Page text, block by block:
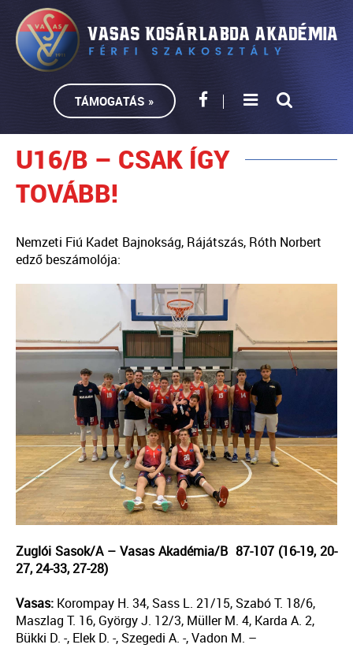
TÁMOGATÁS »
U16/B – CSAK ÍGY
TOVÁBB!
Nemzeti Fiú Kadet Bajnokság, Rájátszás, Róth Norbert
edző beszámolója:
Zuglói Sasok/A – Vasas Akadémia/B 87-107 (16-19, 20-
27, 24-33, 27-28)
Vasas: Korompay H. 34, Sass L. 21/15, Szabó T. 18/6,
Maszlag T. 16, György J. 12/3, Müller M. 4, Karda A. 2,
Bükki D. -, Elek D. -, Szegedi A. -, Vadon M. –